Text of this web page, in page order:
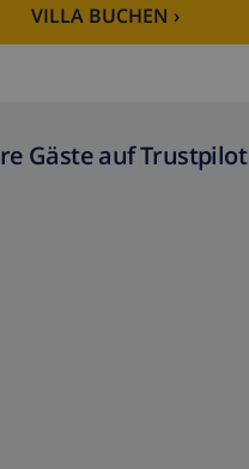
VILLA BUCHEN ›
Gäste auf